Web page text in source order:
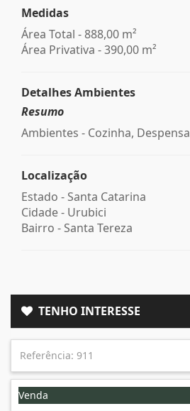
Medidas
Área Total - 888,00 m²
Área Privativa - 390,00 m²
Detalhes Ambientes
Resumo
Ambientes - Cozinha, Despensa
Localização
Estado - Santa Catarina
Cidade - Urubici
Bairro - Santa Tereza
TENHO INTERESSE
Venda